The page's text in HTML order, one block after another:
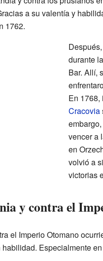
a su valentía y
1762.
durante
Bar. Allí,
En 1768,
Cracovia
vencer a
en
volvió a
victorias
y contra el
el Imperio Otomano
Especialmente